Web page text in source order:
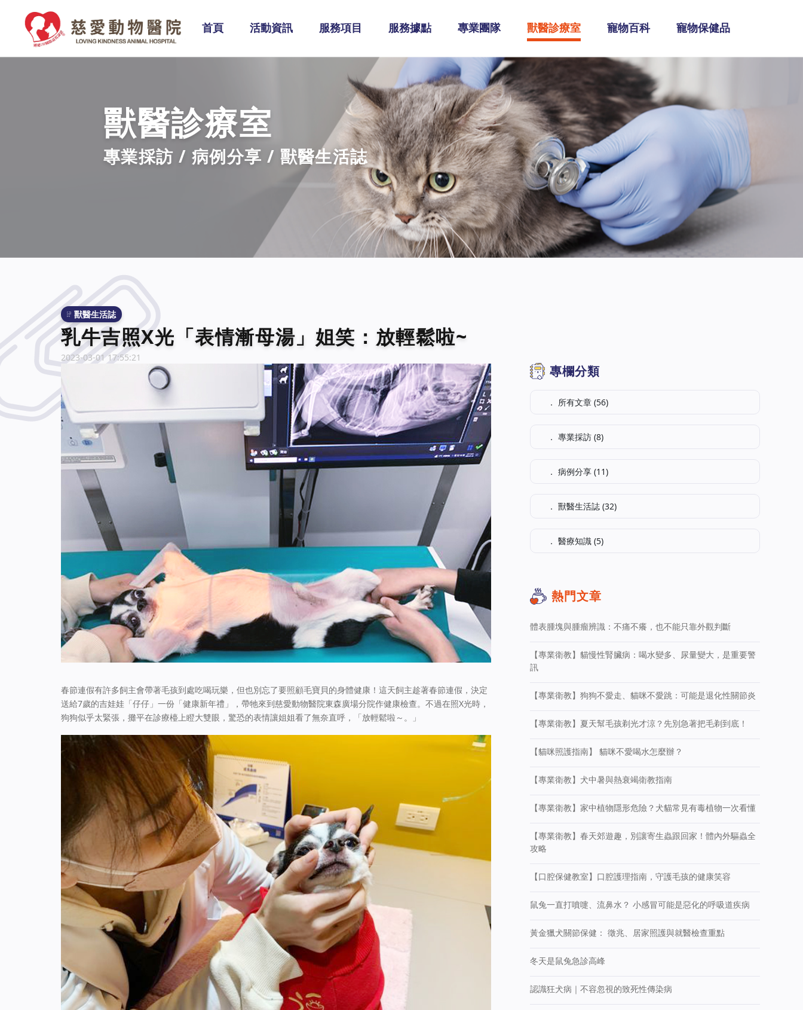
首頁 活動資訊 服務項目 服務據點 專業團隊 獸醫診療室 寵物百科 寵物保健品
獸醫診療室
專業採訪 / 病例分享 / 獸醫生活誌
獸醫生活誌
乳牛吉照X光「表情漸母湯」姐笑：放輕鬆啦~
2023-03-01 17:55:21
春節連假有許多飼主會帶著毛孩到處吃喝玩樂，但也別忘了要照顧毛寶貝的身體健康！這天飼主趁著春節連假，決定
送給7歲的吉娃娃「仔仔」一份「健康新年禮」，帶牠來到慈愛動物醫院東森廣場分院作健康檢查。不過在照X光時，
狗狗似乎太緊張，攤平在診療檯上瞪大雙眼，驚恐的表情讓姐姐看了無奈直呼，「放輕鬆啦～。」
專欄分類
． 所有文章 (56)
． 專業採訪 (8)
． 病例分享 (11)
． 獸醫生活誌 (32)
． 醫療知識 (5)
熱門文章
體表腫塊與腫瘤辨識：不痛不癢，也不能只靠外觀判斷
【專業衛教】貓慢性腎臟病：喝水變多、尿量變大，是重要警
訊
【專業衛教】狗狗不愛走、貓咪不愛跳：可能是退化性關節炎
【專業衛教】夏天幫毛孩剃光才涼？先別急著把毛剃到底！
【貓咪照護指南】 貓咪不愛喝水怎麼辦？
【專業衛教】犬中暑與熱衰竭衛教指南
【專業衛教】家中植物隱形危險？犬貓常見有毒植物一次看懂
【專業衛教】春天郊遊趣，別讓寄生蟲跟回家！體內外驅蟲全
攻略
【口腔保健教室】口腔護理指南，守護毛孩的健康笑容
鼠兔一直打噴嚏、流鼻水？ 小感冒可能是惡化的呼吸道疾病
黃金獵犬關節保健： 徵兆、居家照護與就醫檢查重點
冬天是鼠兔急診高峰
認識狂犬病｜不容忽視的致死性傳染病